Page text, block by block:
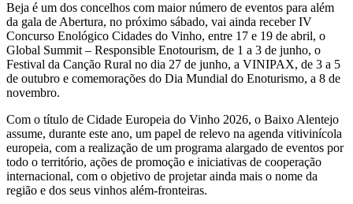
Beja é um dos concelhos com maior número de eventos para além
da gala de Abertura, no próximo sábado, vai ainda receber IV
Concurso Enológico Cidades do Vinho, entre 17 e 19 de abril, o
Global Summit – Responsible Enotourism, de 1 a 3 de junho, o
Festival da Canção Rural no dia 27 de junho, a VINIPAX, de 3 a 5
de outubro e comemorações do Dia Mundial do Enoturismo, a 8 de
novembro.
Com o título de Cidade Europeia do Vinho 2026, o Baixo Alentejo
assume, durante este ano, um papel de relevo na agenda vitivinícola
europeia, com a realização de um programa alargado de eventos por
todo o território, ações de promoção e iniciativas de cooperação
internacional, com o objetivo de projetar ainda mais o nome da
região e dos seus vinhos além-fronteiras.